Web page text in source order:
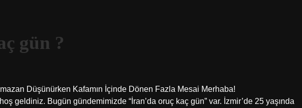
gün ?
Düşünürken Kafamın İçinde Dönen Fazla Mesai Merhaba!
geldiniz. Bugün gündemimizde “İran’da oruç kaç gün” var. İzmir’de 25 yaşında